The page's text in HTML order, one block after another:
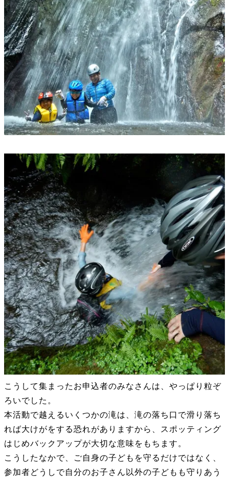
こうして集まったお申込者のみなさんは、やっぱり粒ぞ
ろいでした。
本活動で越えるいくつかの滝は、滝の落ち口で滑り落ち
れば大けがをする恐れがありますから、スポッティング
はじめバックアップが大切な意味をもちます。
こうしたなかで、ご自身の子どもを守るだけではなく、
参加者どうしで自分のお子さん以外の子どもも守りあう